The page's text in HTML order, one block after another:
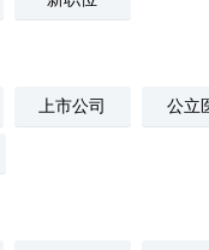
上市公司 公立